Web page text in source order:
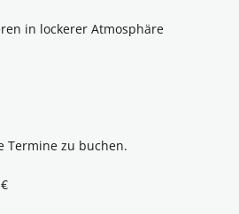
in lockerer Atmosphäre
Termine zu buchen.